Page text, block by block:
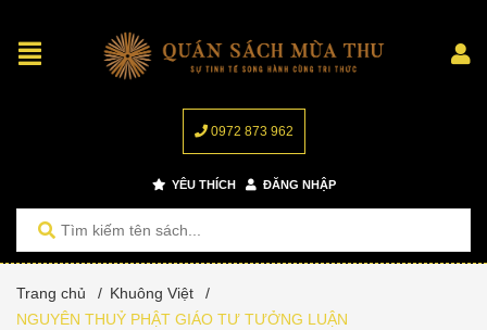
0972 873 962
YÊU THÍCH ĐĂNG NHẬP
Trang chủ / Khuông Việt
/
NGUYÊN THUỶ PHẬT GIÁO TƯ TƯỞNG LUẬN